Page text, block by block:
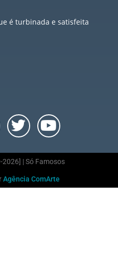
é turbinada e satisfeita
| Só Famosos
Agência ComArte